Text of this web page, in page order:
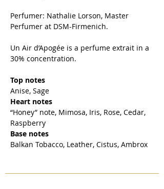
Perfumer: Nathalie Lorson, Master
Perfumer at DSM-Firmenich.
Un Air d’Apogée is a perfume extrait in a
30% concentration.
Top notes
Anise, Sage
Heart notes
“Honey” note, Mimosa, Iris, Rose, Cedar,
Raspberry
Base notes
Balkan Tobacco, Leather, Cistus, Ambrox